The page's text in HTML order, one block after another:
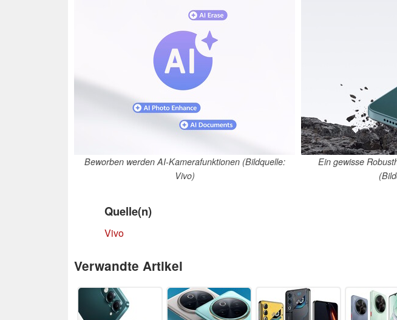
Beworben werden AI-Kamerafunktionen (Bildquelle:
Vivo)
Ein gewisse
Quelle(n)
Vivo
Verwandte Artikel